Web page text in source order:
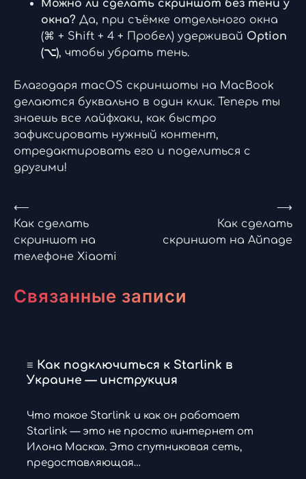
Можно ли сделать скриншот без тени у
окна? Да, при съёмке отдельного окна
(⌘ + Shift + 4 + Пробел) удерживай Option
(⌥), чтобы убрать тень.
Благодаря macOS скриншоты на MacBook
делаются буквально в один клик. Теперь ты
знаешь все лайфхаки, как быстро
зафиксировать нужный контент,
отредактировать его и поделиться с
другими!
Навигация
по
записям
⟵
Как сделать
скриншот на
телефоне Xiaomi
Как сделать
скриншот на Айпаде
⟶
Связанные записи
≡ Как подключиться к Starlink в
Украине — инструкция
Что такое Starlink и как он работает
Starlink — это не просто «интернет от
Илона Маска». Это спутниковая сеть,
предоставляющая…